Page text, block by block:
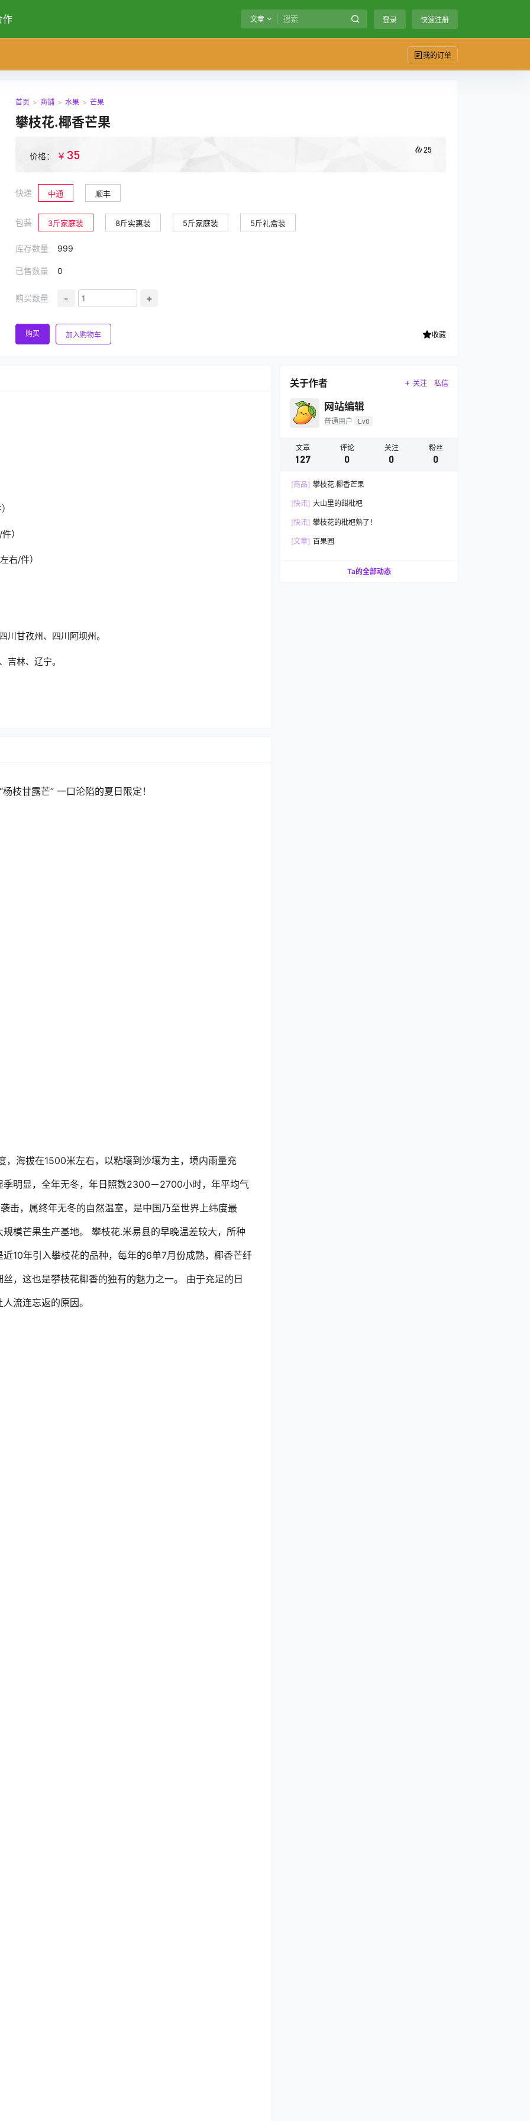
作 文章 登录 快速注册
我的订单
首页 > 商铺 > 水果 > 芒果
攀枝花.椰香芒果
价格： ￥ 35 25
快递 中通 顺丰
包装 3斤家庭装 8斤实惠装 5斤家庭装 5斤礼盒装
库存数量 999
已售数量 0
购买数量 - +
购买 加入购物车 收藏
）
右/件）
川甘孜州、四川阿坝州。
吉林、辽宁。
枝甘露芒” 一口沦陷的夏日限定！
，海拔在1500米左右，以粘壤到沙壤为主，境内雨量充
明显，全年无冬，年日照数2300－2700小时，年平均气
击，属终年无冬的自然温室，是中国乃至世界上纬度最
模芒果生产基地。 攀枝花.米易县的早晚温差较大，所种
10年引入攀枝花的品种，每年的6单7月份成熟，椰香芒纤
，这也是攀枝花椰香的独有的魅力之一。 由于充足的日
流连忘返的原因。
关于作者 关注 私信
网站编辑
普通用户 Lv0
文章
127
评论
0
关注
0
粉丝
0
[商品] 攀枝花.椰香芒果
[快讯] 大山里的甜枇杷
[快讯] 攀枝花的枇杷熟了！
[文章] 百果园
Ta的全部动态